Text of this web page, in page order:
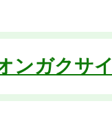
ンガクサ